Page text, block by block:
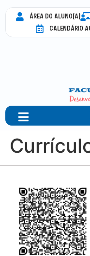
ÁREA DO ALUNO(A)
CALENDÁRIO